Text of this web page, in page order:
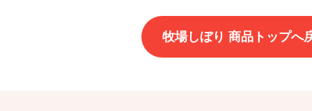
牧場しぼり 商品トップへ